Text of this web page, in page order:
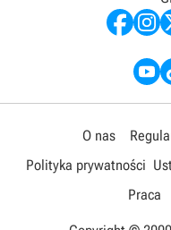
O nas
Polityka prywatności
Praca